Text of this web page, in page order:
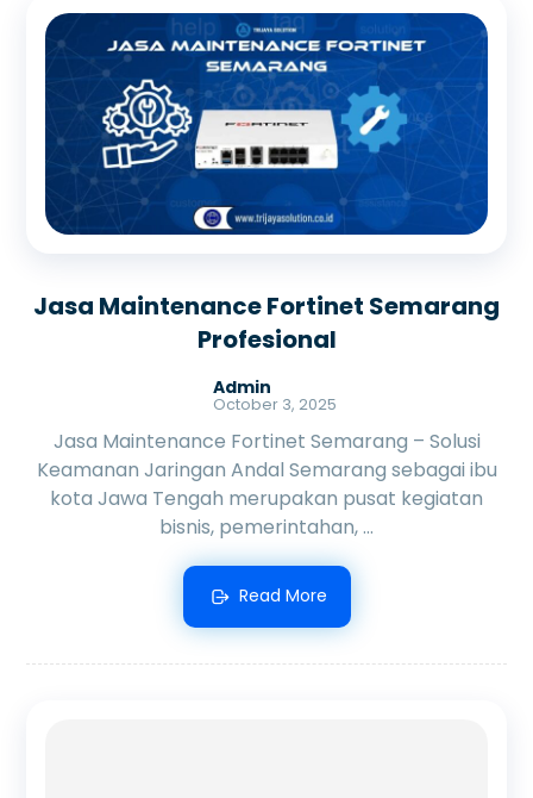
Jasa Maintenance Fortinet Semarang
Profesional
Admin
October 3, 2025
Jasa Maintenance Fortinet Semarang – Solusi
Keamanan Jaringan Andal Semarang sebagai ibu
kota Jawa Tengah merupakan pusat kegiatan
bisnis, pemerintahan, ...
Read More